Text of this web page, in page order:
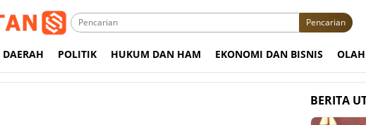
Pencarian
DAERAH POLITIK HUKUM DAN HAM EKONOMI DAN BISNIS
BERITA